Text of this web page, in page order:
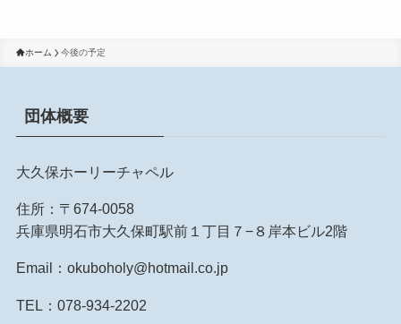
ホーム 今後の予定
団体概要
大久保ホーリーチャペル
住所：〒674-0058
兵庫県明石市大久保町駅前１丁目７−８岸本ビル2階
Email：okuboholy@hotmail.co.jp
TEL：078-934-2202